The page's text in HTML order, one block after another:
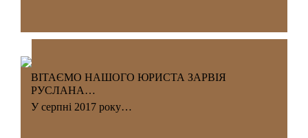
ВІТАЄМО НАШОГО ЮРИСТА ЗАРВІЯ
РУСЛАНА…
У серпні 2017 року…